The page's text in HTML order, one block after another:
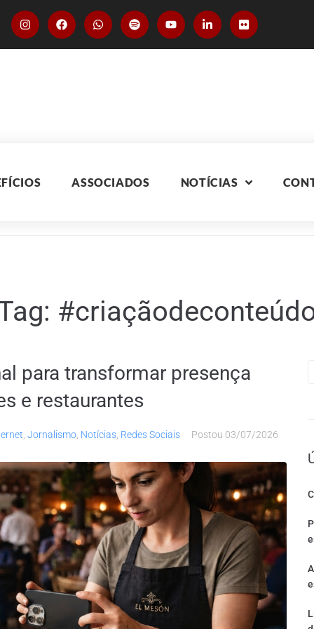
ASSOCIADOS NOTÍCIAS
para transformar presença
e restaurantes
Jornalismo Notícias Redes Sociais Postou 03/07/2026